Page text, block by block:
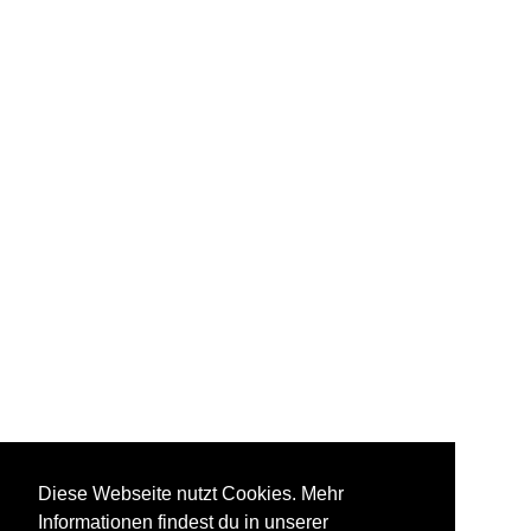
Diese Webseite nutzt Cookies. Mehr
Informationen findest du in unserer